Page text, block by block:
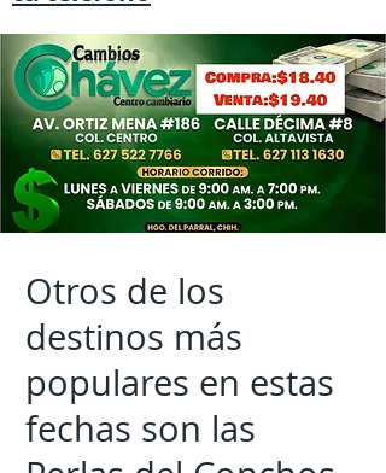
Otros de los
destinos más
populares en estas
fechas son las